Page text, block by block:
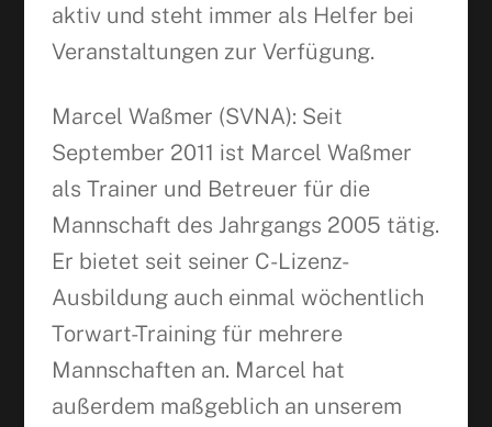
aktiv und steht immer als Helfer bei
Veranstaltungen zur Verfügung.
Marcel Waßmer (SVNA): Seit
September 2011 ist Marcel Waßmer
als Trainer und Betreuer für die
Mannschaft des Jahrgangs 2005 tätig.
Er bietet seit seiner C-Lizenz-
Ausbildung auch einmal wöchentlich
Torwart-Training für mehrere
Mannschaften an. Marcel hat
außerdem maßgeblich an unserem